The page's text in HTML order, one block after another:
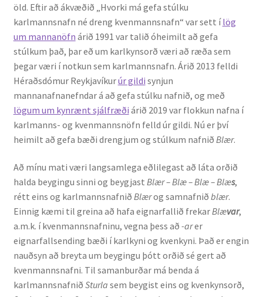
öld. Eftir að ákvæðið „Hvorki má gefa stúlku
karlmannsnafn né dreng kvenmannsnafn“ var sett ílög
um mannanöfn árið 1991 var talið óheimilt að gefa
stúlkum það, þar eð um karlkynsorð væri að ræða sem
þegar væri í notkun sem karlmannsnafn. Árið 2013 felldi
Héraðsdómur Reykjavíkurúr gildi synjun
mannanafnanefndar á að gefa stúlku nafnið, og með
lögum um kynrænt sjálfræði árið 2019 var flokkun nafna í
karlmanns- og kvenmannsnöfn felld úr gildi. Nú er því
heimilt að gefa bæði drengjum og stúlkum nafnið Blær.
Að mínu mati væri langsamlega eðlilegast að láta orðið
halda beygingu sinni og beygjast Blær – Blæ – Blæ – Blæs,
rétt eins og karlmannsnafnið Blærog samnafnið blær.
Einnig kæmi til greina að hafa eignarfallið frekarBlævar,
a.m.k. í kvenmannsnafninu, vegna þess að -arer
eignarfallsending bæði í karlkyni og kvenkyni. Það er engin
nauðsyn að breyta um beygingu þótt orðið sé gert að
kvenmannsnafni. Til samanburðar má benda á
karlmannsnafnið Sturla sem beygist eins og kvenkynsorð,